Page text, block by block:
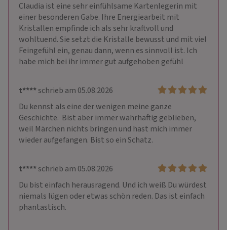
Claudia ist eine sehr einfühlsame Kartenlegerin mit
einer besonderen Gabe. Ihre Energiearbeit mit
Kristallen empfinde ich als sehr kraftvoll und
wohltuend. Sie setzt die Kristalle bewusst und mit viel
Feingefühl ein, genau dann, wenn es sinnvoll ist. Ich
habe mich bei ihr immer gut aufgehoben gefühl
t****schrieb am 05.08.2026
Du kennst als eine der wenigen meine ganze
Geschichte.  Bist aber immer wahrhaftig geblieben,
weil Märchen nichts bringen und hast mich immer
wieder aufgefangen. Bist so ein Schatz.
t****schrieb am 05.08.2026
Du bist einfach herausragend. Und ich weiß Du würdest
niemals lügen oder etwas schön reden. Das ist einfach
phantastisch.